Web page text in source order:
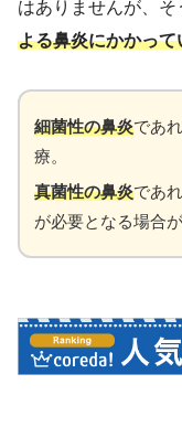
はありませんが、
よる鼻炎にかかって
細菌性の鼻炎であれ
療。
真菌性の鼻炎であれ
が必要となる場合